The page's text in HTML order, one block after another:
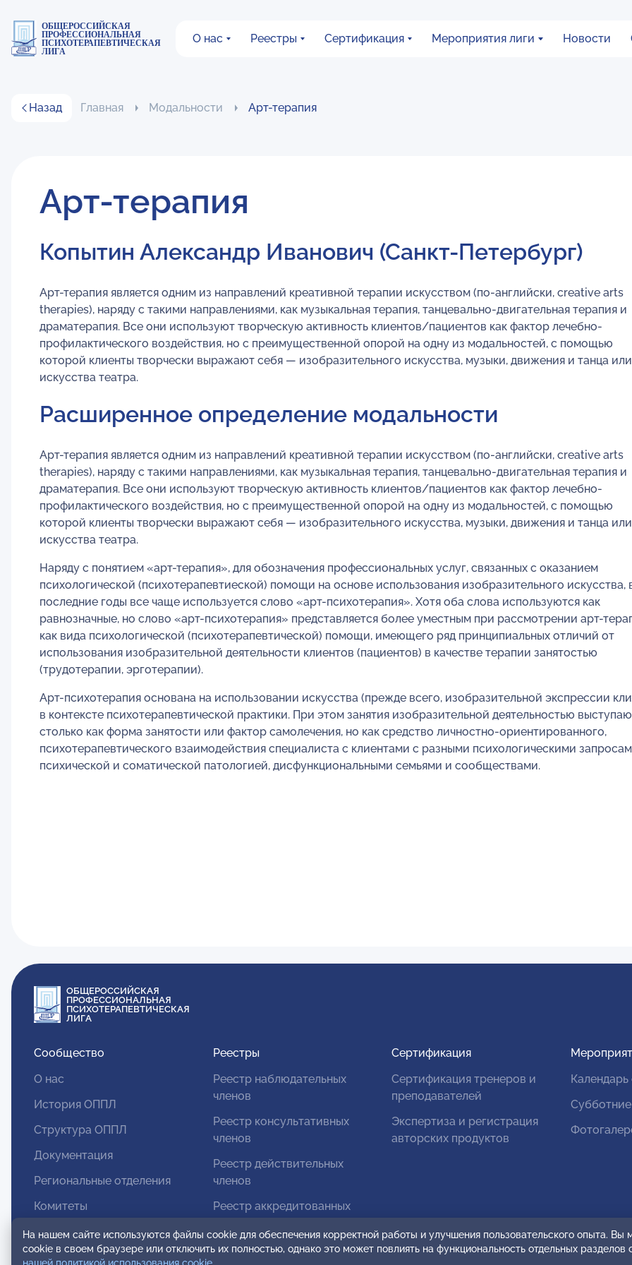
ОБЩЕРОССИЙСКАЯ
ПРОФЕССИОНАЛЬНАЯ
ПСИХОТЕРАПЕВТИЧЕСКАЯ
ЛИГА
О нас Реестры Сертификация Мероприятия лиги Новости
Назад Главная Модальности Арт-терапия
Арт-терапия
Копытин Александр Иванович (Санкт-Петербург)
Арт-терапия является одним из направлений креативной терапии искусством (по-английски, creative arts
therapies), наряду с такими направлениями, как музыкальная терапия, танцевально-двигательная терапия и
драматерапия. Все они используют творческую активность клиентов/пациентов как фактор лечебно-
профилактического воздействия, но с преимущественной опорой на одну из модальностей, с помощью
которой клиенты творчески выражают себя — изобразительного искусства, музыки, движения и танца или
искусства театра.
Расширенное определение модальности
Арт-терапия является одним из направлений креативной терапии искусством (по-английски, creative arts
therapies), наряду с такими направлениями, как музыкальная терапия, танцевально-двигательная терапия и
драматерапия. Все они используют творческую активность клиентов/пациентов как фактор лечебно-
профилактического воздействия, но с преимущественной опорой на одну из модальностей, с помощью
которой клиенты творчески выражают себя — изобразительного искусства, музыки, движения и танца или
искусства театра.
Наряду с понятием «арт-терапия», для обозначения профессиональных услуг, связанных с оказанием
психологической (психотерапевтиеской) помощи на основе использования изобразительного искусства,
последние годы все чаще используется слово «арт-психотерапия». Хотя оба слова используются как
равнозначные, но слово «арт-психотерапия» представляется более уместным при рассмотрении арт-
как вида психологической (психотерапевтической) помощи, имеющего ряд принципиальных отличий от
использования изобразительной деятельности клиентов (пациентов) в качестве терапии занятостью
(трудотерапии, эрготерапии).
Арт-психотерапия основана на использовании искусства (прежде всего, изобразительной экспрессии
в контексте психотерапевтической практики. При этом занятия изобразительной деятельностью
столько как форма занятости или фактор самолечения, но как средство личностно-ориентированного,
психотерапевтического взаимодействия специалиста с клиентами с разными психологическими
психической и соматической патологией, дисфункциональными семьями и сообществами.
ОБЩЕРОССИЙСКАЯ
ПРОФЕССИОНАЛЬНАЯ
ПСИХОТЕРАПЕВТИЧЕСКАЯ
ЛИГА
Сообщество
О нас
История ОППЛ
Структура ОППЛ
Документация
Региональные отделения
Комитеты
Модальности
Вступление в ОППЛ
Реестры
Реестр наблюдательных
членов
Реестр консультативных
членов
Реестр действительных
членов
Реестр аккредитованных
Реестр СРО
Сертификация
Сертификация тренеров и
преподавателей
Экспертиза и регистрация
авторских продуктов
На нашем сайте используются файлы cookie для обеспечения корректной работы и улучшения пользовательского опыта.
cookie в своем браузере или отключить их полностью, однако это может повлиять на функциональность отдельных